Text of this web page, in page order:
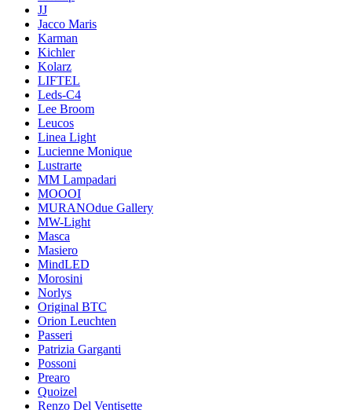
JJ
Jacco Maris
Karman
Kichler
Kolarz
LIFTEL
Leds-C4
Lee Broom
Leucos
Linea Light
Lucienne Monique
Lustrarte
MM Lampadari
MOOOI
MURANOdue Gallery
MW-Light
Masca
Masiero
MindLED
Morosini
Norlys
Original BTC
Orion Leuchten
Passeri
Patrizia Garganti
Possoni
Prearo
Quoizel
Renzo Del Ventisette